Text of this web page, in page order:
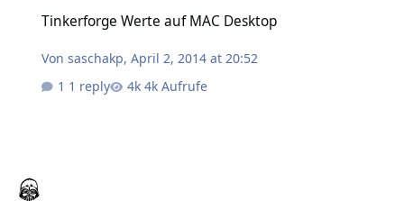
Tinkerforge Werte auf MAC Desktop
Vonsaschakp,April 2, 2014 at 20:52
1 reply
4k Aufrufe